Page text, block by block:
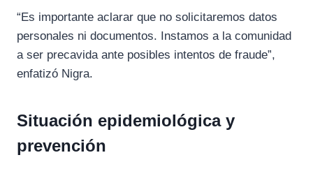
“Es importante aclarar que no solicitaremos datos
personales ni documentos. Instamos a la comunidad
a ser precavida ante posibles intentos de fraude”,
enfatizó Nigra.
Situación epidemiológica y
prevención